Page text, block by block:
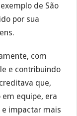
de São
por sua
com
e contribuindo
que,
equipe, era
impactar mais